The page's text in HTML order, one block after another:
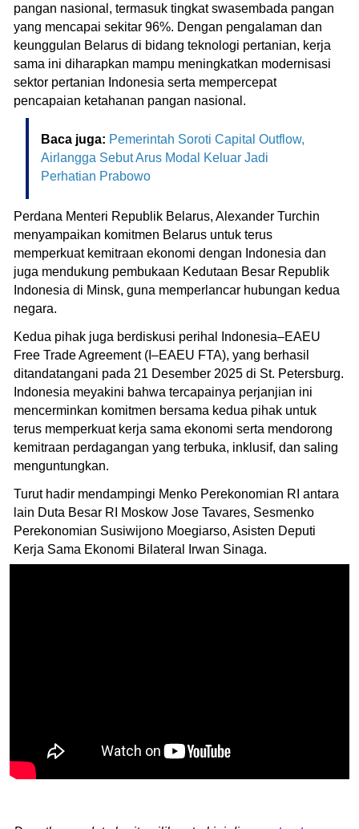
pangan nasional, termasuk tingkat swasembada pangan
yang mencapai sekitar 96%. Dengan pengalaman dan
keunggulan Belarus di bidang teknologi pertanian, kerja
sama ini diharapkan mampu meningkatkan modernisasi
sektor pertanian Indonesia serta mempercepat
pencapaian ketahanan pangan nasional.
Baca juga: Pemerintah Soroti Capital Outflow,
Airlangga Sebut Arus Modal Keluar Jadi
Perhatian Prabowo
Perdana Menteri Republik Belarus, Alexander Turchin
menyampaikan komitmen Belarus untuk terus
memperkuat kemitraan ekonomi dengan Indonesia dan
juga mendukung pembukaan Kedutaan Besar Republik
Indonesia di Minsk, guna memperlancar hubungan kedua
negara.
Kedua pihak juga berdiskusi perihal Indonesia–EAEU
Free Trade Agreement (I–EAEU FTA), yang berhasil
ditandatangani pada 21 Desember 2025 di St. Petersburg.
Indonesia meyakini bahwa tercapainya perjanjian ini
mencerminkan komitmen bersama kedua pihak untuk
terus memperkuat kerja sama ekonomi serta mendorong
kemitraan perdagangan yang terbuka, inklusif, dan saling
menguntungkan.
Turut hadir mendampingi Menko Perekonomian RI antara
lain Duta Besar RI Moskow Jose Tavares, Sesmenko
Perekonomian Susiwijono Moegiarso, Asisten Deputi
Kerja Sama Ekonomi Bilateral Irwan Sinaga.